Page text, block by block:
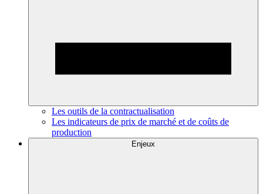
Les outils de la contractualisation
Les indicateurs de prix de marché et de coûts de
production
Enjeux